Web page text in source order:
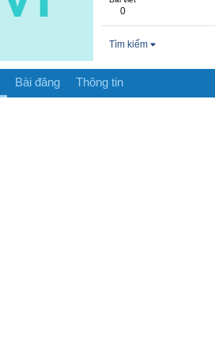
0
Tìm kiếm
Bài đăng Thông tin